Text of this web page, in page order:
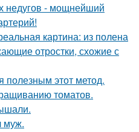
недугов - мощнейший
картина: из полена
отростки, схожие с
полезным этот метод.
томатов.
муж.